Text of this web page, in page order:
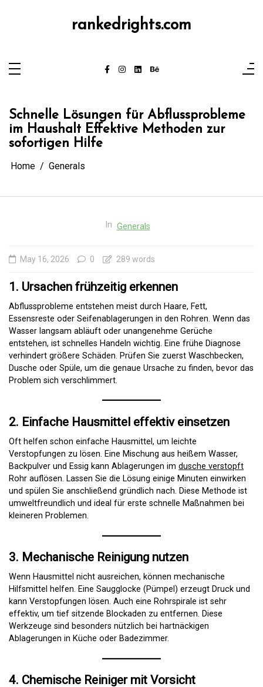
rankedrights.com
Schnelle Lösungen für Abflussprobleme
im Haushalt Effektive Methoden zur
sofortigen Hilfe
Home Generals
In Generals
May 16, 2026 0 289 words
1. Ursachen frühzeitig erkennen
Abflussprobleme entstehen meist durch Haare, Fett,
Essensreste oder Seifenablagerungen in den Rohren. Wenn das
Wasser langsam abläuft oder unangenehme Gerüche
entstehen, ist schnelles Handeln wichtig. Eine frühe Diagnose
verhindert größere Schäden. Prüfen Sie zuerst Waschbecken,
Dusche oder Spüle, um die genaue Ursache zu finden, bevor das
Problem sich verschlimmert.
2. Einfache Hausmittel effektiv einsetzen
Oft helfen schon einfache Hausmittel, um leichte
Verstopfungen zu lösen. Eine Mischung aus heißem Wasser,
Backpulver und Essig kann Ablagerungen im dusche verstopft
Rohr auflösen. Lassen Sie die Lösung einige Minuten einwirken
und spülen Sie anschließend gründlich nach. Diese Methode ist
umweltfreundlich und ideal für erste schnelle Maßnahmen bei
kleineren Problemen.
3. Mechanische Reinigung nutzen
Wenn Hausmittel nicht ausreichen, können mechanische
Hilfsmittel helfen. Eine Saugglocke (Pümpel) erzeugt Druck und
kann Verstopfungen lösen. Auch eine Rohrspirale ist sehr
effektiv, um tief sitzende Blockaden zu entfernen. Diese
Werkzeuge sind besonders nützlich bei hartnäckigen
Ablagerungen in Küche oder Badezimmer.
4. Chemische Reiniger mit Vorsicht